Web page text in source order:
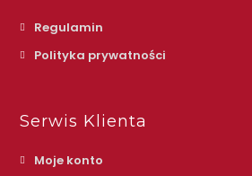
Regulamin
Polityka prywatności
Serwis Klienta
Moje konto